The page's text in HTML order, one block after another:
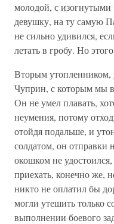
молодой, с
девушку, на ту самую
не сильно удивился,
летать в гробу. Но
Вторым утопленником,
Чуприн, с которым мы
Он не умел плавать,
неумения, потому
отойдя подальше, и
солдатом, он отправки
окошком не
приехать, конечно же,
никто не оплатил бы
могли утешить только
выполнении боевого